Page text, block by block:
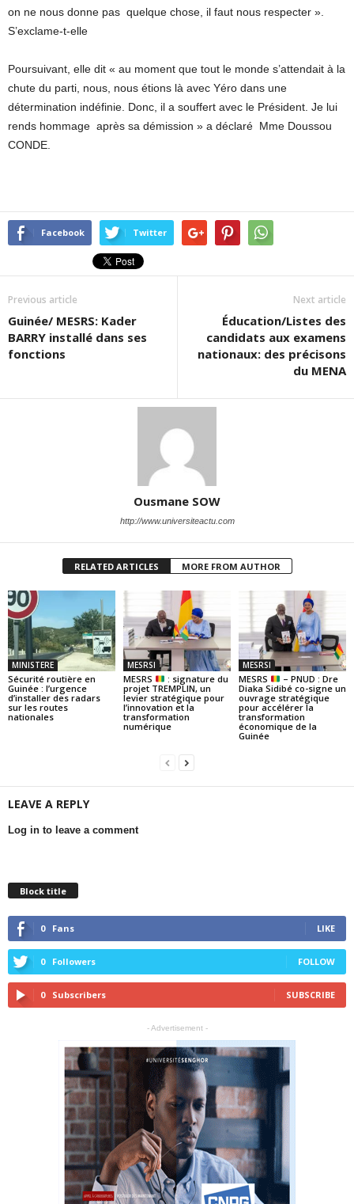
on ne nous donne pas quelque chose, il faut nous respecter ».
S’exclame-t-elle
Poursuivant, elle dit « au moment que tout le monde s’attendait à la
chute du parti, nous, nous étions là avec Yéro dans une
détermination indéfinie. Donc, il a souffert avec le Président. Je lui
rends hommage après sa démission » a déclaré Mme Doussou
CONDE.
Facebook Twitter
Previous article
Guinée/ MESRS: Kader
BARRY installé dans ses
fonctions
Next article
Éducation/Listes des
candidats aux examens
nationaux: des précisons
du MENA
Ousmane SOW
http://www.universiteactu.com
RELATED ARTICLES MORE FROM AUTHOR
MINISTERE
Sécurité routière en
Guinée : l’urgence
d’installer des radars
sur les routes
nationales
MESRSI
MESRS
: signature du
projet TREMPLIN, un
levier stratégique pour
l’innovation et la
transformation
numérique
MESRSI
MESRS
– PNUD : Dre
Diaka Sidibé co-signe un
ouvrage stratégique
pour accélérer la
transformation
économique de la
Guinée
LEAVE A REPLY
Log in to leave a comment
Block title
0 Fans LIKE
0 Followers FOLLOW
0 Subscribers SUBSCRIBE
- Advertisement -